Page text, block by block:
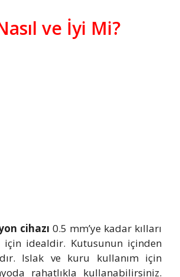
ve İyi Mi?
cihazı 0.5 mm’ye kadar kılları
idealdir. Kutusunun içinden
Islak ve kuru kullanım için
rahatlıkla kullanabilirsiniz.